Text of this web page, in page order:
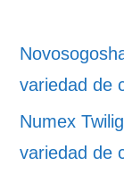
variedad de
Numex
variedad de